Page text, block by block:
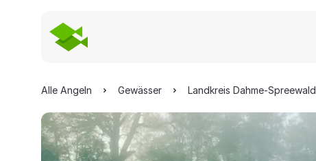
Alle Angeln Gewässer Landkreis Dahme-Spreewald